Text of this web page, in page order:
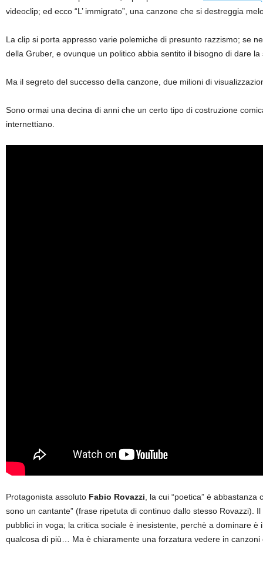
videoclip; ed ecco “L’ immigrato”, una canzone che si destreggia
La clip si porta appresso varie polemiche di presunto razzismo; se
della Gruber, e ovunque un politico abbia sentito il bisogno di dare la
Ma il segreto del successo della canzone, due milioni di
Sono ormai una decina di anni che un certo tipo di costruzione
internettiano.
Protagonista assoluto Fabio Rovazzi , la cui “poetica” è
sono un cantante” (frase ripetuta di continuo dallo stesso Rovazzi).
pubblici in voga; la critica sociale è inesistente, perchè a dominare
qualcosa di più… Ma è chiaramente una forzatura vedere in canzoni